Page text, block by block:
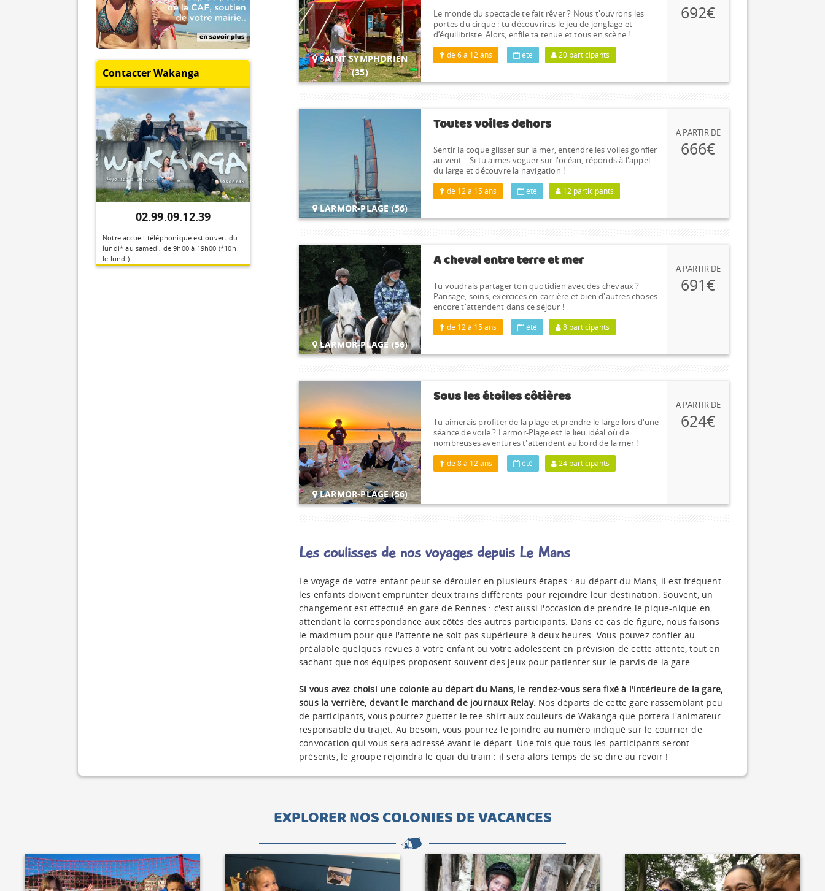
SAINT SYMPHORIEN
(35)
Le monde du spectacle te fait rêver ? Nous t'ouvrons les
portes du cirque : tu découvriras le jeu de jonglage et
d’équilibriste. Alors, enfile ta tenue et tous en scène !
de 6 à 12 ans été 20 participants
692€
LARMOR-PLAGE (56)
Toutes voiles dehors
Sentir la coque glisser sur la mer, entendre les voiles gonfler
au vent... Si tu aimes voguer sur l'océan, réponds à l'appel
du large et découvre la navigation !
de 12 à 15 ans été 12 participants
A PARTIR DE
666€
LARMOR-PLAGE (56)
A cheval entre terre et mer
Tu voudrais partager ton quotidien avec des chevaux ?
Pansage, soins, exercices en carrière et bien d'autres choses
encore t'attendent dans ce séjour !
de 12 à 15 ans été 8 participants
A PARTIR DE
691€
LARMOR-PLAGE (56)
Sous les étoiles côtières
Tu aimerais profiter de la plage et prendre le large lors d'une
séance de voile ? Larmor-Plage est le lieu idéal où de
nombreuses aventures t'attendent au bord de la mer !
de 8 à 12 ans été 24 participants
A PARTIR DE
624€
Les coulisses de nos voyages depuis Le Mans
Le voyage de votre enfant peut se dérouler en plusieurs étapes : au départ du Mans, il est fréquent
les enfants doivent emprunter deux trains différents pour rejoindre leur destination. Souvent, un
changement est effectué en gare de Rennes : c'est aussi l'occasion de prendre le pique-nique en
attendant la correspondance aux côtés des autres participants. Dans ce cas de figure, nous faisons
le maximum pour que l'attente ne soit pas supérieure à deux heures. Vous pouvez confier au
préalable quelques revues à votre enfant ou votre adolescent en prévision de cette attente, tout en
sachant que nos équipes proposent souvent des jeux pour patienter sur le parvis de la gare.
Si vous avez choisi une colonie au départ du Mans, le rendez-vous sera fixé à l'intérieure de la gare,
sous la verrière, devant le marchand de journaux Relay. Nos départs de cette gare rassemblant peu
de participants, vous pourrez guetter le tee-shirt aux couleurs de Wakanga que portera l'animateur
responsable du trajet. Au besoin, vous pourrez le joindre au numéro indiqué sur le courrier de
convocation qui vous sera adressé avant le départ. Une fois que tous les participants seront
présents, le groupe rejoindra le quai du train : il sera alors temps de se dire au revoir !
Contacter Wakanga
02.99.09.12.39
Notre accueil téléphonique est ouvert du
lundi* au samedi, de 9h00 à 19h00 (*10h
le lundi)
EXPLORER NOS COLONIES DE VACANCES